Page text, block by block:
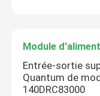
Module
Entrée-sortie
Quantum de
140DRC83000